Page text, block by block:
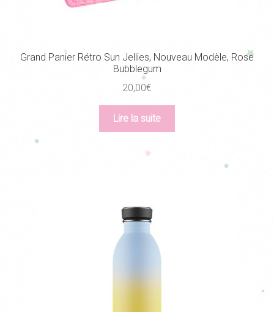
Grand Panier Rétro Sun Jellies, Nouveau Modèle, Rose
Bubblegum
20,00€
Lire la suite